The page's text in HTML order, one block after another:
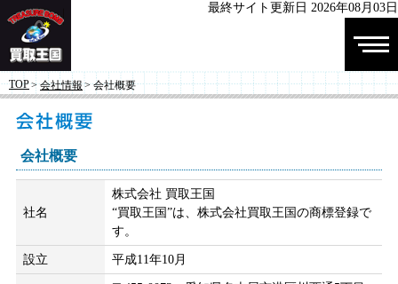
株式会社 買
取王国
最終サイト更新日 2026年08月03日
TOP>会社情報> 会社概要
会社概要
社名
株式会社 買取王国
“買取王国”は、株式会社買取王国の商標登録で
す。
設立 平成11年10月